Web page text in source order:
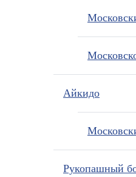
Айкидо
Рукопашный